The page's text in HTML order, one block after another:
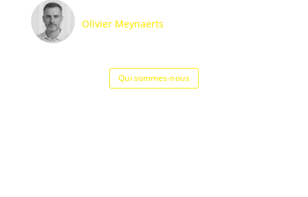
Olivier Meynaerts
Qui sommes-nous